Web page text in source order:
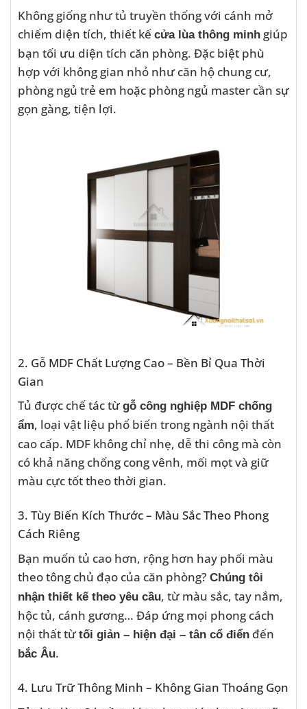
Không giống như tủ truyền thống với cánh mở
chiếm diện tích, thiết kế cửa lùa thông minh giúp
bạn tối ưu diện tích căn phòng. Đặc biệt phù
hợp với không gian nhỏ như căn hộ chung cư,
phòng ngủ trẻ em hoặc phòng ngủ master cần sự
gọn gàng, tiện lợi.
2. Gỗ MDF Chất Lượng Cao – Bền Bỉ Qua Thời
Gian
Tủ được chế tác từgỗ công nghiệp MDF chống
ẩm, loại vật liệu phổ biến trong ngành nội thất
cao cấp. MDF không chỉ nhẹ, dễ thi công mà còn
có khả năng chống cong vênh, mối mọt và giữ
màu cực tốt theo thời gian.
3. Tùy Biến Kích Thước – Màu Sắc Theo Phong
Cách Riêng
Bạn muốn tủ cao hơn, rộng hơn hay phối màu
theo tông chủ đạo của căn phòng? Chúng tôi
nhận thiết kế theo yêu cầu, từ màu sắc, tay nắm,
hộc tủ, cánh gương… Đáp ứng mọi phong cách
nội thất từtối giản – hiện đại – tân cổ điển đến
bắc Âu.
4. Lưu Trữ Thông Minh – Không Gian Thoáng Gọn